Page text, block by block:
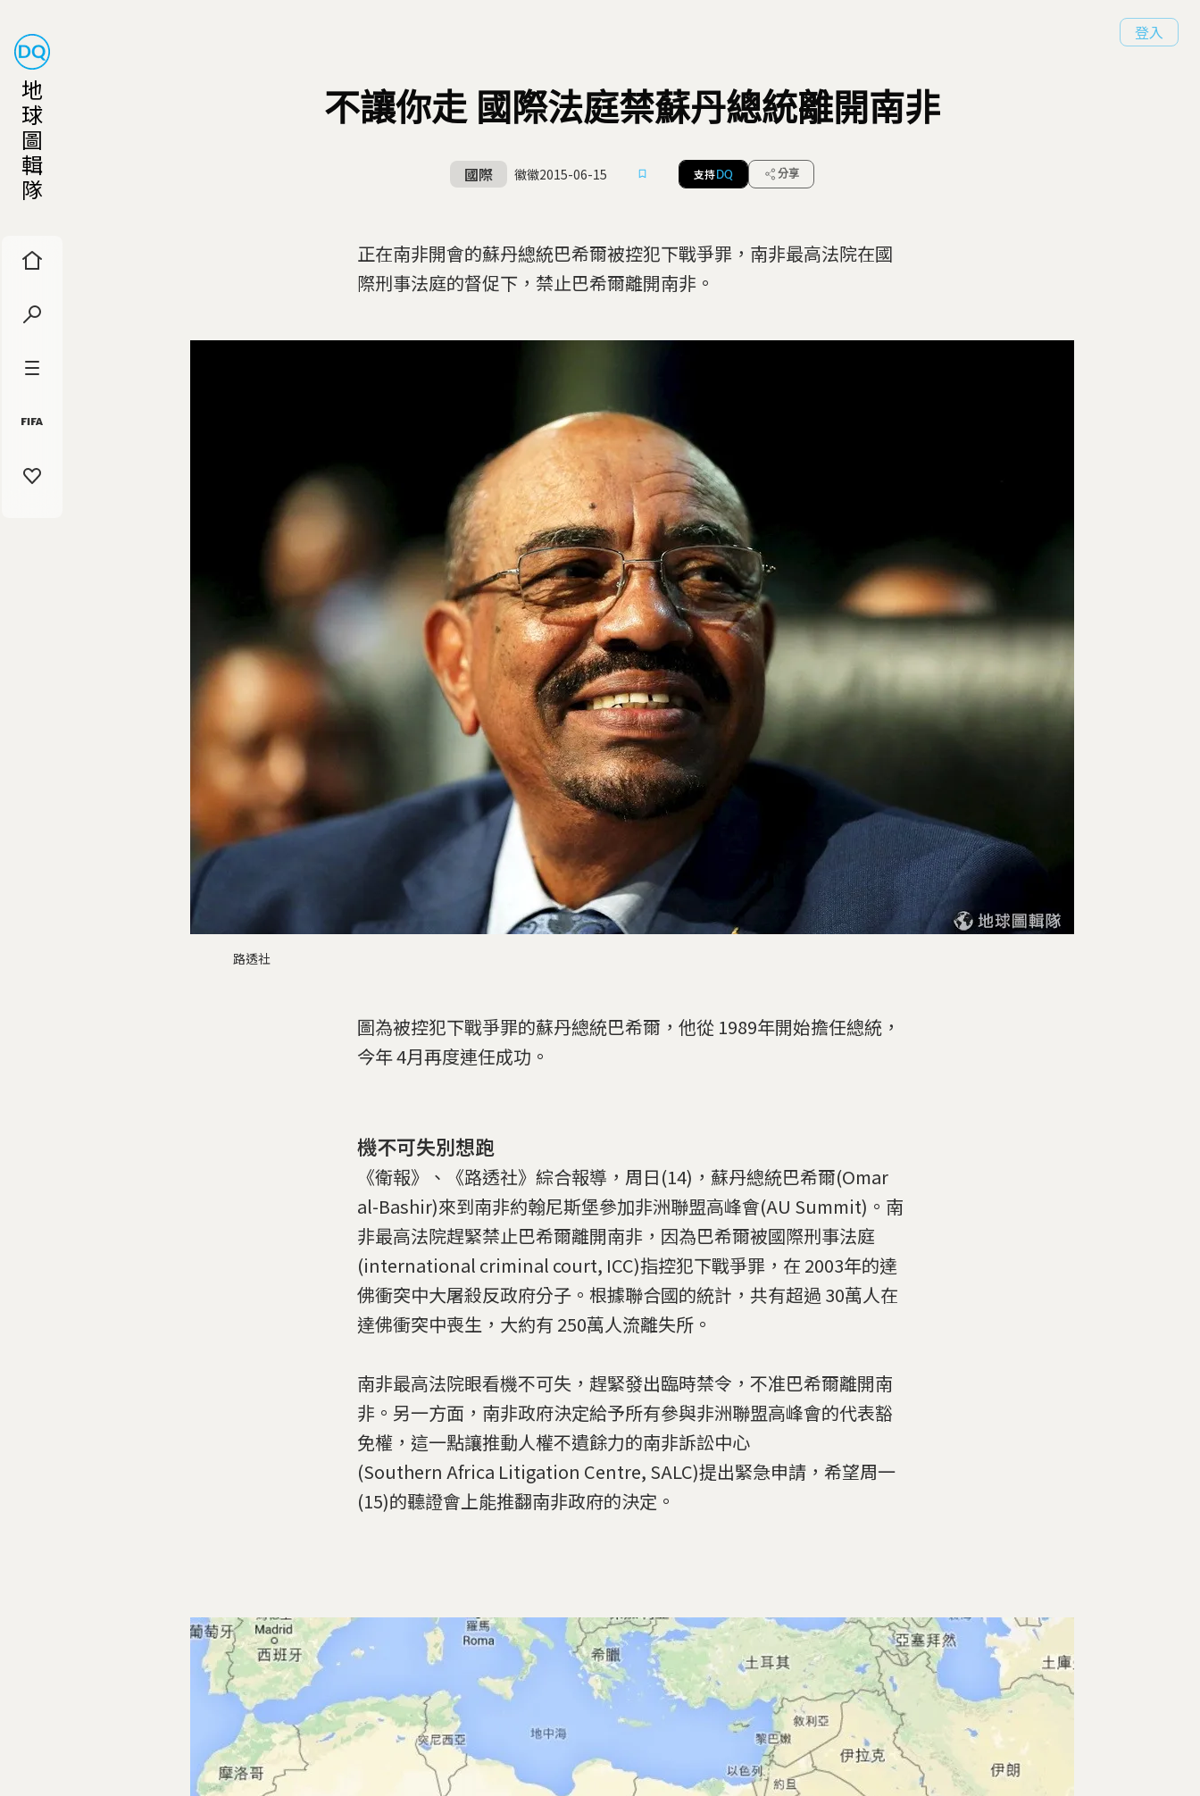
地
球
圖
輯
隊
登入
不讓你走 國際法庭禁蘇丹總統離開南非
國際 徽徽2015-06-15 支持 DQ 分享
正在南非開會的蘇丹總統巴希爾被控犯下戰爭罪，南非最高法院在國
際刑事法庭的督促下，禁止巴希爾離開南非。
路透社
圖為被控犯下戰爭罪的蘇丹總統巴希爾，他從 1989年開始擔任總統，
今年 4月再度連任成功。
機不可失別想跑
《衛報》、《路透社》綜合報導，周日(14)，蘇丹總統巴希爾(Omar
al-Bashir)來到南非約翰尼斯堡參加非洲聯盟高峰會(AU Summit)。南
非最高法院趕緊禁止巴希爾離開南非，因為巴希爾被國際刑事法庭
(international criminal court, ICC)指控犯下戰爭罪，在 2003年的達
佛衝突中大屠殺反政府分子。根據聯合國的統計，共有超過 30萬人在
達佛衝突中喪生，大約有 250萬人流離失所。
南非最高法院眼看機不可失，趕緊發出臨時禁令，不准巴希爾離開南
非。另一方面，南非政府決定給予所有參與非洲聯盟高峰會的代表豁
免權，這一點讓推動人權不遺餘力的南非訴訟中心
(Southern Africa Litigation Centre, SALC)提出緊急申請，希望周一
(15)的聽證會上能推翻南非政府的決定。